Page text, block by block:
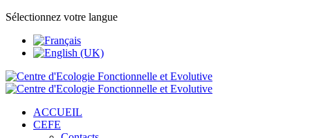
Sélectionnez votre langue
ACCUEIL
CEFE